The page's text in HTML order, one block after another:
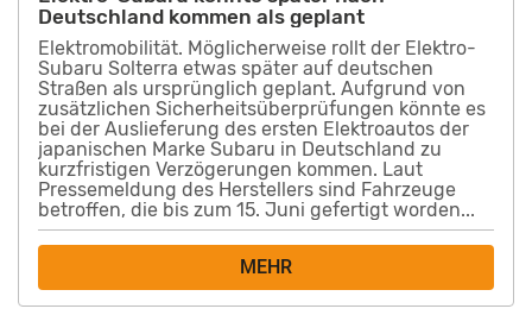
Deutschland kommen als geplant
Elektromobilität. Möglicherweise rollt der Elektro-
Subaru Solterra etwas später auf deutschen
Straßen als ursprünglich geplant. Aufgrund von
zusätzlichen Sicherheitsüberprüfungen könnte es
bei der Auslieferung des ersten Elektroautos der
japanischen Marke Subaru in Deutschland zu
kurzfristigen Verzögerungen kommen. Laut
Pressemeldung des Herstellers sind Fahrzeuge
betroffen, die bis zum 15. Juni gefertigt worden...
MEHR